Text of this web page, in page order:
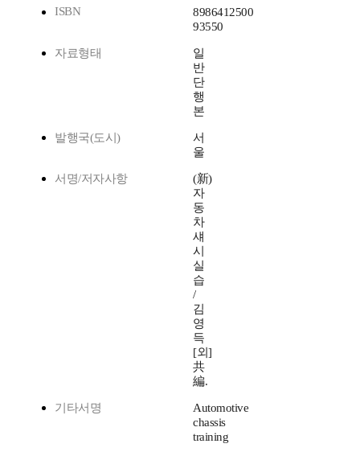
ISBN
8986412500
93550
자료형태
일
반
단
행
본
발행국(도시)
서
울
서명/저자사항
(新)
자
동
차
섀
시
실
습
/
김
영
득
[외]
共
編.
기타서명
Automotive
chassis
training